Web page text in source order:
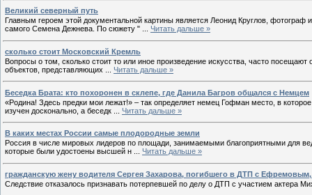
Великий северный путь
Главным героем этой документальной картины является Леонид Круглов,
самого Семена Дежнева. По сюжету "
Читать дальше »
сколько стоит Московский Кремль
Вопросы о том, сколько стоит то или иное произведение искусства, часто
объектов, представляющих
Читать дальше »
Беседка Брата: кто похоронен в склепе, где Данила Багров общался с Немцем
«Родина! Здесь предки мои лежат!» – так определяет немец Гофман место, в
изучен досконально, а беседк
Читать дальше »
В каких местах России самые плодородные земли
Россия в числе мировых лидеров по площади, занимаемыми благоприятными для
которые были удостоены высшей н
Читать дальше »
гражданскую жену водителя Сергея Захарова, погибшего в ДТП с
Следствие отказалось признавать потерпевшей по делу о ДТП с участием актера